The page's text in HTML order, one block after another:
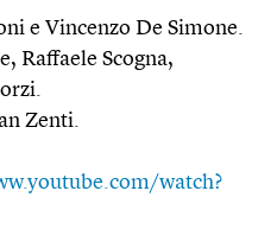
e Vincenzo De Simone.
Raffaele Scogna,
Zenti.
watch?